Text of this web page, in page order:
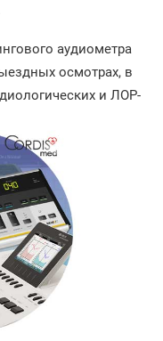
аудиометра
осмотрах, в
и ЛОР-